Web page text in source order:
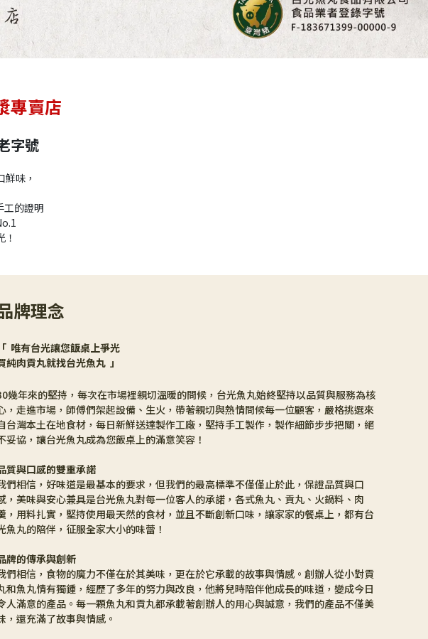
專賣店
字號
味，
工的證明
牌理念
「  唯有台光讓您飯桌上爭光
純肉貢丸就找台光魚丸  」
幾年來的堅持，每次在市場裡親切溫暖的問候，台光魚丸始終堅持以品質與服務為核
，走進市場，師傅們架起設備、生火，帶著親切與熱情問候每一位顧客，嚴格挑選來
台灣本土在地食材，每日新鮮送達製作工廠，堅持手工製作，製作細節步步把關，絕
妥協，讓台光魚丸成為您飯桌上的滿意笑容！
質與口感的雙重承諾
們相信，好味道是最基本的要求，但我們的最高標準不僅僅止於此，保證品質與口
，美味與安心兼具是台光魚丸對每一位客人的承諾，各式魚丸、貢丸、火鍋料、肉
，用料扎實，堅持使用最天然的食材，並且不斷創新口味，讓家家的餐桌上，都有台
魚丸的陪伴，征服全家大小的味蕾！
牌的傳承與創新
們相信，食物的魔力不僅在於其美味，更在於它承載的故事與情感。創辦人從小對貢
和魚丸情有獨鍾，經歷了多年的努力與改良，他將兒時陪伴他成長的味道，變成今日
人滿意的產品。每一顆魚丸和貢丸都承載著創辦人的用心與誠意，我們的產品不僅美
，還充滿了故事與情感。